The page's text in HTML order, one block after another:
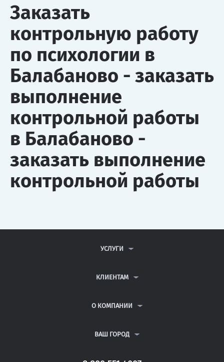
Заказать
контрольную работу
по психологии в
Балабаново - заказать
выполнение
контрольной работы
в Балабаново -
заказать выполнение
контрольной работы
УСЛУГИ
ДИПЛОМНЫЕ РАБОТЫ
РЕФЕРАТЫ
КЛИЕНТАМ
ВОПРОСЫ И ОТВЕТЫ
ПОЛИТИКА КОНФИДЕНЦИАЛЬНОСТИ
О КОМПАНИИ
КОНТАКТЫ
ВАШ ГОРОД